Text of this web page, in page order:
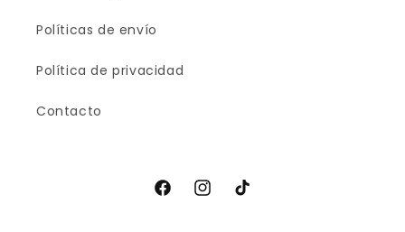
Políticas de envío
Política de privacidad
Contacto
FacebookInstagram
TikTok